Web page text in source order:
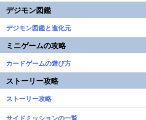
デジモン図鑑
デジモン図鑑と進化元
ミニゲームの攻略
カードゲームの遊び方
ストーリー攻略
ストーリー攻略
サイドミッションの一覧